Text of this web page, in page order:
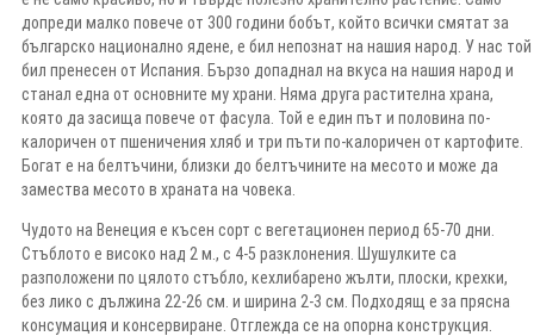
допреди малко повече от 300 години бобът, който всички смятат за
българско национално ядене, е бил непознат на нашия народ. У нас той
бил пренесен от Испания. Бързо допаднал на вкуса на нашия народ и
станал една от основните му храни. Няма друга растителна храна,
която да засища повече от фасула. Той е един път и половина по-
калоричен от пшеничения хляб и три пъти по-калоричен от картофите.
Богат е на белтъчини, близки до белтъчините на месото и може да
замества месото в храната на човека.
Чудото на Венеция е късен сорт с вегетационен период 65-70 дни.
Стъблото е високо над 2 м., с 4-5 разклонения. Шушулките са
разположени по цялото стъбло, кехлибарено жълти, плоски, крехки,
без лико с дължина 22-26 см. и ширина 2-3 см. Подходящ е за прясна
консумация и консервиране. Отглежда се на опорна конструкция.